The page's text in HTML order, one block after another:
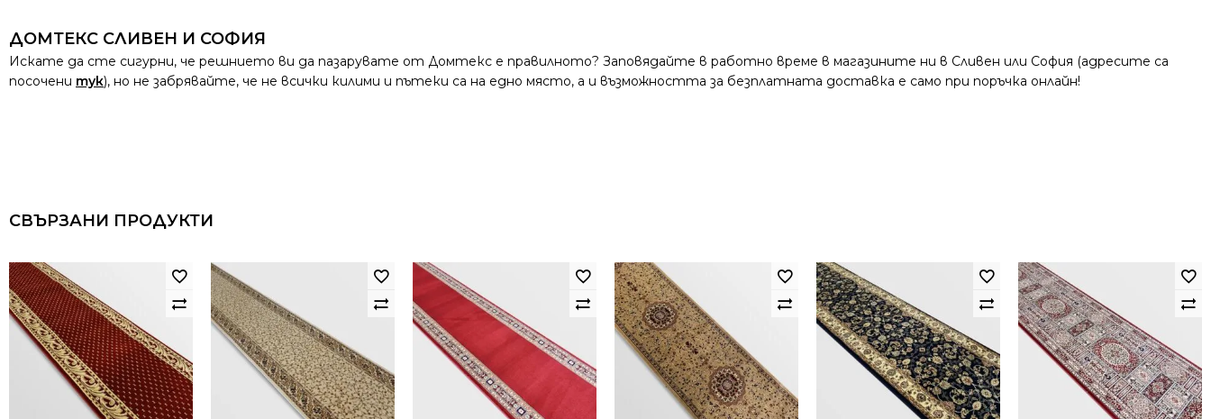
ДОМТЕКС СЛИВЕН И СОФИЯ
Искате да сте сигурни, че решнието ви да пазарувате от Домтекс е правилното? Заповядайте в работно време в магазините ни в Сливен или София (адресите са
посочени тук), но не забрявайте, че не всички килими и пътеки са на едно място, а и възможността за безплатната доставка е само при поръчка онлайн!
СВЪРЗАНИ ПРОДУКТИ